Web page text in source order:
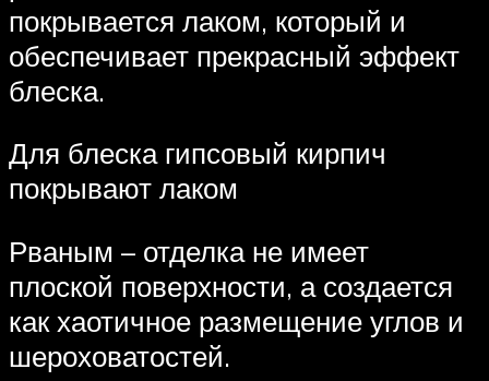
покрывается лаком, который и
обеспечивает прекрасный эффект
блеска.
Для блеска гипсовый кирпич
покрывают лаком
Рваным – отделка не имеет
плоской поверхности, а создается
как хаотичное размещение углов и
шероховатостей.